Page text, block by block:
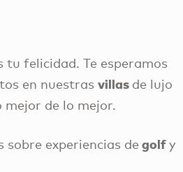
felicidad. Te esperamos
en nuestras villas de lujo
de lo mejor.
sobre experiencias degolfy